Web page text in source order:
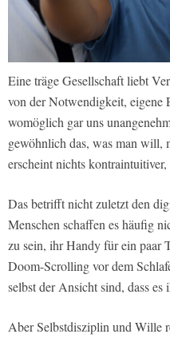
Eine träge Gesellschaft liebt
von der Notwendigkeit, eigene
womöglich gar uns
gewöhnlich das, was man will,
erscheint nichts
Das betrifft nicht zuletzt den
Menschen schaffen es häufig
zu sein, ihr Handy für ein paar
Doom-Scrolling vor dem
selbst der Ansicht sind, dass es
Aber Selbstdisziplin und Wille